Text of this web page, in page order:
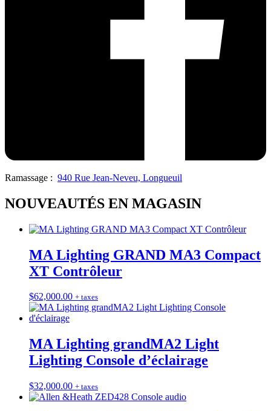
Ramassage : 940 Rue Jean-Neveu, Longueuil
NOUVEAUTÉS EN MAGASIN
MA Lighting GRAND MA3 Compact
XT Contrôleur
$62,000.00 + taxes
MA Lighting grandMA2 Light
Lighting Console d’éclairage
$32,000.00 + taxes